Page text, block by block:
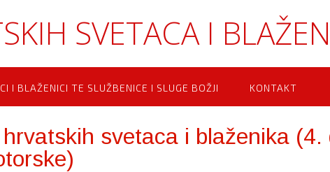
SVETACA I
I BLAŽENICI TE SLUŽBENICE I SLUGE BOŽJI KONTAKT
svetaca i blaženika (4.